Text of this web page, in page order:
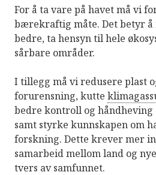
For å ta vare på havet må vi
bærekraftig måte. Det betyr
bedre, ta hensyn til hele
sårbare områder.
I tillegg må vi redusere plast
forurensning, kutte
bedre kontroll og håndheving
samt styrke kunnskapen om
forskning. Dette krever mer
samarbeid mellom land og
tvers av samfunnet.